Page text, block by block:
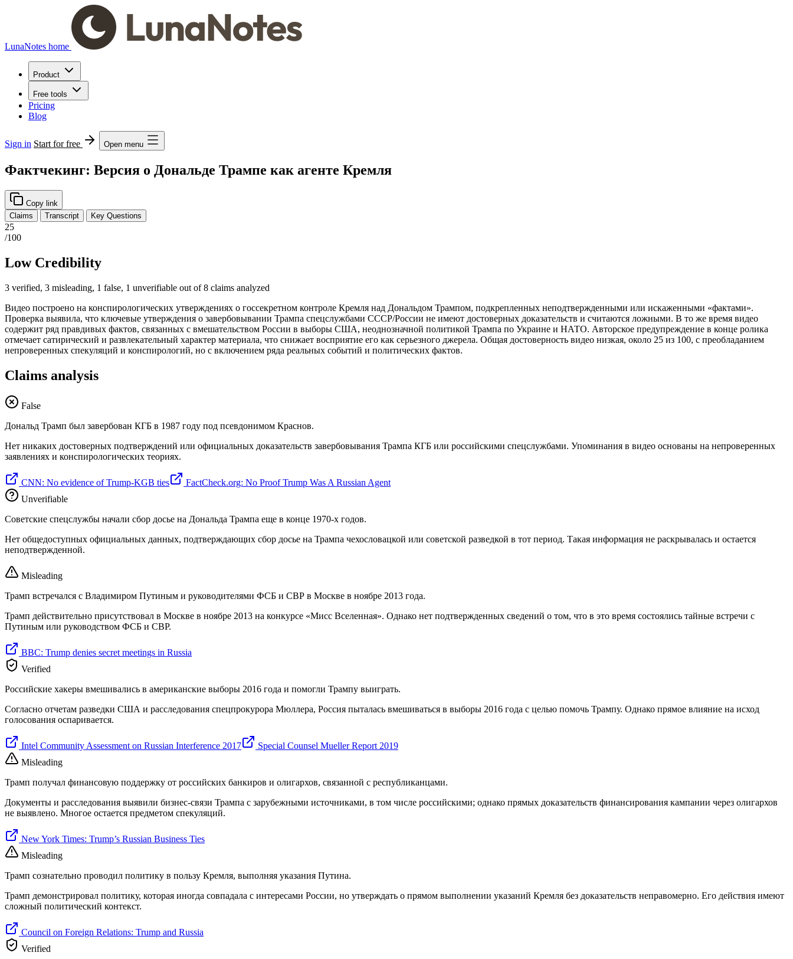
LunaNotes home
Product
Free tools
Pricing
Blog
Sign in Start for free Open menu
Фактчекинг: Версия о Дональде Трампе как агенте Кремля
Copy link
Claims
Transcript Key Questions
25
/100
Low Credibility
3 verified, 3 misleading, 1 false, 1 unverifiable out of 8 claims analyzed
Видео построено на конспирологических утверждениях о госсекретном контроле Кремля над Дональдом Трампом, подкрепленных неподтвержденными или искаженными «фактами».
Проверка выявила, что ключевые утверждения о завербовывании Трампа спецслужбами СССР/России не имеют достоверных доказательств и считаются ложными. В то же время видео
содержит ряд правдивых фактов, связанных с вмешательством России в выборы США, неоднозначной политикой Трампа по Украине и НАТО. Авторское предупреждение в конце ролика
отмечает сатирический и развлекательный характер материала, что снижает восприятие его как серьезного джерела. Общая достоверность видео низкая, около 25 из 100, с преобладанием
непроверенных спекуляций и конспирологий, но с включением ряда реальных событий и политических фактов.
Claims analysis
False
Дональд Трамп был завербован КГБ в 1987 году под псевдонимом Краснов.
Нет никаких достоверных подтверждений или официальных доказательств завербовывания Трампа КГБ или российскими спецслужбами. Упоминания в видео основаны на непроверенных
заявлениях и конспирологических теориях.
CNN: No evidence of Trump-KGB ties
FactCheck.org: No Proof Trump Was A Russian Agent
Unverifiable
Советские спецслужбы начали сбор досье на Дональда Трампа еще в конце 1970-х годов.
Нет общедоступных официальных данных, подтверждающих сбор досье на Трампа чехословацкой или советской разведкой в тот период. Такая информация не раскрывалась и остается
неподтвержденной.
Misleading
Трамп встречался с Владимиром Путиным и руководителями ФСБ и СВР в Москве в ноябре 2013 года.
Трамп действительно присутствовал в Москве в ноябре 2013 на конкурсе «Мисс Вселенная». Однако нет подтвержденных сведений о том, что в это время состоялись тайные встречи с
Путиным или руководством ФСБ и СВР.
BBC: Trump denies secret meetings in Russia
Verified
Российские хакеры вмешивались в американские выборы 2016 года и помогли Трампу выиграть.
Согласно отчетам разведки США и расследования спецпрокурора Мюллера, Россия пыталась вмешиваться в выборы 2016 года с целью помочь Трампу. Однако прямое влияние на исход
голосования оспаривается.
Intel Community Assessment on Russian Interference 2017
Special Counsel Mueller Report 2019
Misleading
Трамп получал финансовую поддержку от российских банкиров и олигархов, связанной с республиканцами.
Документы и расследования выявили бизнес-связи Трампа с зарубежными источниками, в том числе российскими; однако прямых доказательств финансирования кампании через олигархов
не выявлено. Многое остается предметом спекуляций.
New York Times: Trump’s Russian Business Ties
Misleading
Трамп сознательно проводил политику в пользу Кремля, выполняя указания Путина.
Трамп демонстрировал политику, которая иногда совпадала с интересами России, но утверждать о прямом выполнении указаний Кремля без доказательств неправомерно. Его действия имеют
сложный политический контекст.
Council on Foreign Relations: Trump and Russia
Verified